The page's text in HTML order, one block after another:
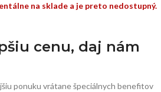
na sklade a je preto nedostupný.
cenu, daj nám
ponuku vrátane špeciálnych benefitov